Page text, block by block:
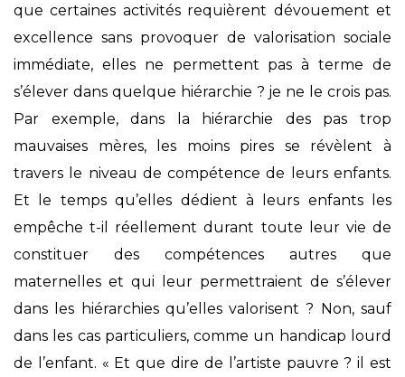
que certaines activités requièrent dévouement et
excellence sans provoquer de valorisation sociale
immédiate, elles ne permettent pas à terme de
s’élever dans quelque hiérarchie ? je ne le crois pas.
Par exemple, dans la hiérarchie des pas trop
mauvaises mères, les moins pires se révèlent à
travers le niveau de compétence de leurs enfants.
Et le temps qu’elles dédient à leurs enfants les
empêche t-il réellement durant toute leur vie de
constituer des compétences autres que
maternelles et qui leur permettraient de s’élever
dans les hiérarchies qu’elles valorisent ? Non, sauf
dans les cas particuliers, comme un handicap lourd
de l’enfant. « Et que dire de l’artiste pauvre ? il est